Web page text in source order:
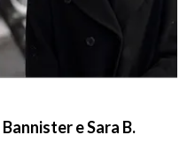
e Sara B.